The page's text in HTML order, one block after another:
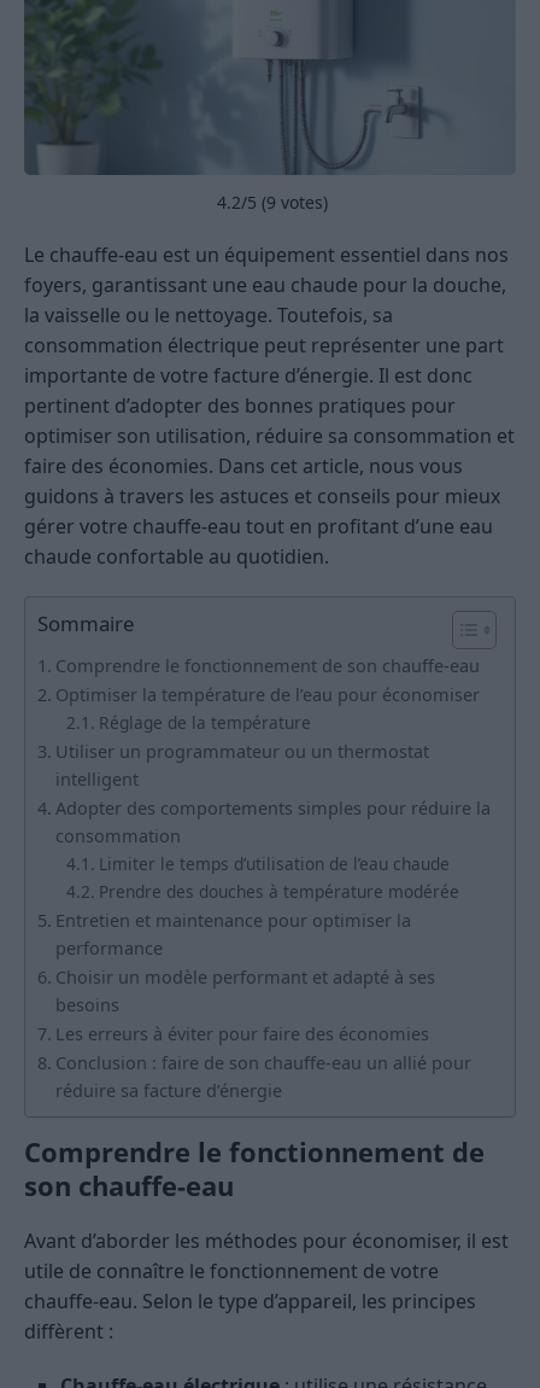
4.2/5 (9 votes)
Le chauffe-eau est un équipement essentiel dans nos
foyers, garantissant une eau chaude pour la douche,
la vaisselle ou le nettoyage. Toutefois, sa
consommation électrique peut représenter une part
importante de votre facture d’énergie. Il est donc
pertinent d’adopter des bonnes pratiques pour
optimiser son utilisation, réduire sa consommation et
faire des économies. Dans cet article, nous vous
guidons à travers les astuces et conseils pour mieux
gérer votre chauffe-eau tout en profitant d’une eau
chaude confortable au quotidien.
Sommaire
Comprendre le fonctionnement de son chauffe-eau
Optimiser la température de l’eau pour économiser
Réglage de la température
Utiliser un programmateur ou un thermostat
intelligent
Adopter des comportements simples pour réduire la
consommation
Limiter le temps d’utilisation de l’eau chaude
Prendre des douches à température modérée
Entretien et maintenance pour optimiser la
performance
Choisir un modèle performant et adapté à ses
besoins
Les erreurs à éviter pour faire des économies
Conclusion : faire de son chauffe-eau un allié pour
réduire sa facture d’énergie
Comprendre le fonctionnement de
son chauffe-eau
Avant d’aborder les méthodes pour économiser, il est
utile de connaître le fonctionnement de votre
chauffe-eau. Selon le type d’appareil, les principes
diffèrent :